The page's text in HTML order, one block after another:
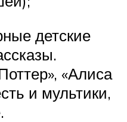
детские
«Алиса
и мультики,